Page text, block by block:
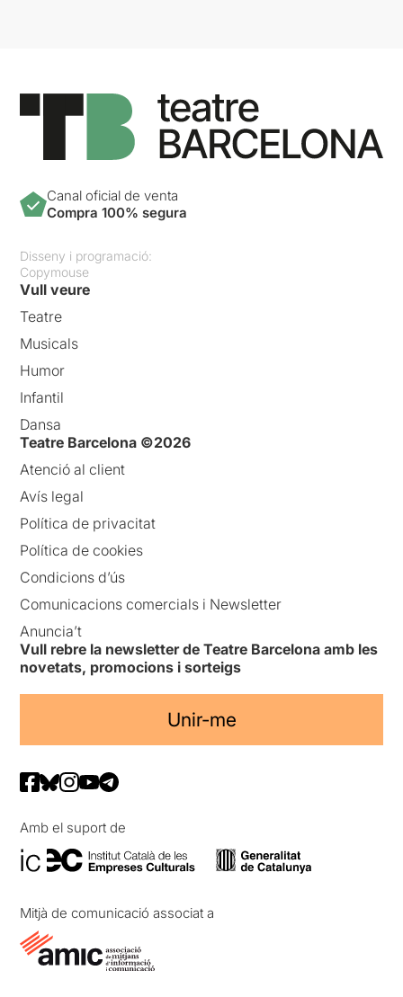
Canal oficial de venta
Compra 100% segura
Disseny i programació:
Copymouse
Vull veure
Teatre
Musicals
Humor
Infantil
Dansa
Teatre Barcelona ©2026
Atenció al client
Avís legal
Política de privacitat
Política de cookies
Condicions d’ús
Comunicacions comercials i Newsletter
Anuncia’t
Vull rebre la newsletter de Teatre Barcelona amb les
novetats, promocions i sorteigs
Unir-me
Amb el suport de
Mitjà de comunicació associat a